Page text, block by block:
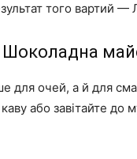
того вартий —
для очей, а й для
або завітайте